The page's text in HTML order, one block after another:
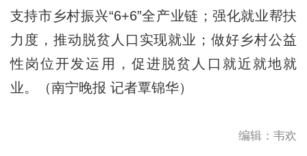
支持市乡村振兴“6+6”全产业链；强化就业帮扶
力度，推动脱贫人口实现就业；做好乡村公益
性岗位开发运用，促进脱贫人口就近就地就
业。（南宁晚报 记者覃锦华）
编辑：韦欢